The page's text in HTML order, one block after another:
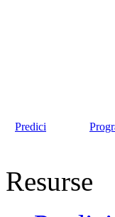
Predici
Resurse